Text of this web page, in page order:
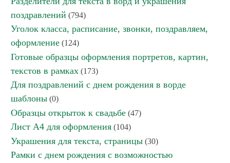
поздравлений (794)
Уголок класса, расписание, звонки, поздравляем,
оформление (124)
Готовые образцы оформления портретов, картин,
текстов в рамках (173)
Для поздравлений с днем рождения в ворде
шаблоны (0)
Образцы открыток к свадьбе (47)
Лист А4 для оформления (104)
Украшения для текста, страницы (30)
Рамки с днем рождения с возможностью